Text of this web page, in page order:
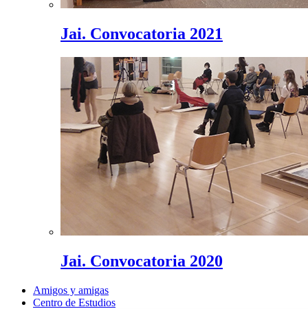
Jai. Convocatoria 2021
Jai. Convocatoria 2020
Amigos y amigas
Centro de Estudios